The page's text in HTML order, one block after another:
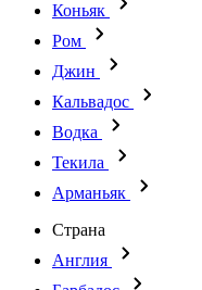
Коньяк
Ром
Джин
Кальвадос
Водка
Текила
Арманьяк
Страна
Англия